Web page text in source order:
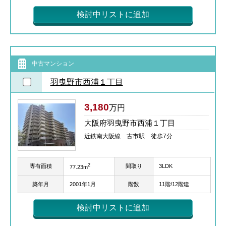
検討中リストに追加
中古マンション
羽曳野市西浦１丁目
3,180万円
大阪府羽曳野市西浦１丁目
近鉄南大阪線 古市駅 徒歩7分
専有面積 77.23m2 間取り 3LDK
築年月 2001年1月 階数 11階/12階建
検討中リストに追加